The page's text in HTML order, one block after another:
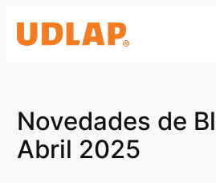
Novedades de
Abril 2025